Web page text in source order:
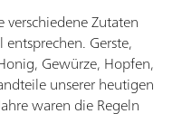
Zutaten
Gerste,
Gewürze, Hopfen,
unserer heutigen
waren die Regeln